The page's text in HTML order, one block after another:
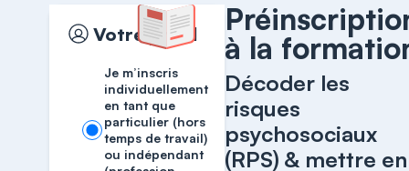
Votre profil
Je m’inscris
individuellement
en tant que
particulier (hors
temps de travail)
ou indépendant
à la
Décoder les
risques
psychosociaux
(RPS) & mettre en